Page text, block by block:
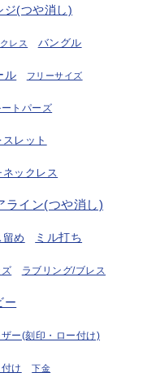
ジ(つや消し)
レス バングル
ル フリーサイズ
ートパーズ
スレット
ネックレス
ライン(つや消し)
留め ミル打ち
ズ ラブリング/ブレス
ー
ザー(刻印・ロー付け)
け 下金